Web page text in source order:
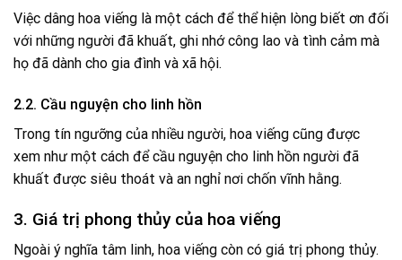
Việc dâng hoa viếng là một cách để thể hiện lòng biết ơn đối
với những người đã khuất, ghi nhớ công lao và tình cảm mà
họ đã dành cho gia đình và xã hội.
2.2. Cầu nguyện cho linh hồn
Trong tín ngưỡng của nhiều người, hoa viếng cũng được
xem như một cách để cầu nguyện cho linh hồn người đã
khuất được siêu thoát và an nghỉ nơi chốn vĩnh hằng.
3. Giá trị phong thủy của hoa viếng
Ngoài ý nghĩa tâm linh, hoa viếng còn có giá trị phong thủy.